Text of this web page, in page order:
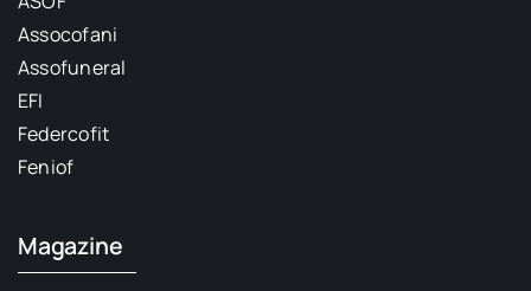
Assocofani
Assofuneral
EFI
Federcofit
Feniof
Magazine